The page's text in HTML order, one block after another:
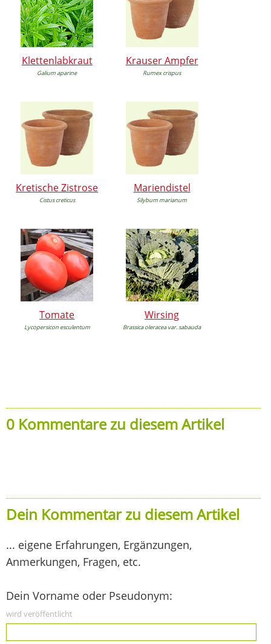
Klettenlabkraut
Galium aparine
Krauser Ampfer
Rumex crispus
Kretische Zistrose
Cistus creticus
Mariendistel
Silybum marianum
Tomate
Lycopersicon esculentum
Wirsing
Brassica oleracea var. sabauda
0 Kommentare zu diesem Artikel
Dein Kommentar zu diesem Artikel
... eigene Erfahrungen, Ergänzungen,
Anmerkungen, Fragen, etc.
Dein Vorname oder Pseudonym:
wird veröffentlicht